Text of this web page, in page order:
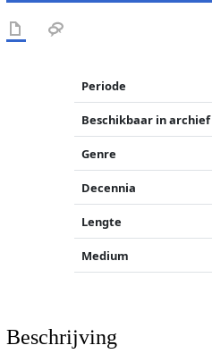
Periode
Beschikbaar in archief
Genre
Decennia
Lengte
Medium
Beschrijving